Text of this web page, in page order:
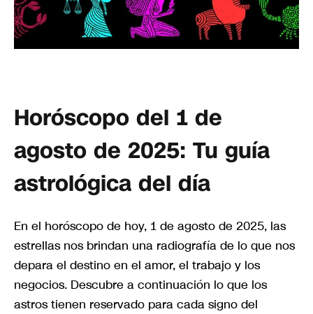
Horóscopo del 1 de
agosto de 2025: Tu guía
astrológica del día
En el horóscopo de hoy, 1 de agosto de 2025, las
estrellas nos brindan una radiografía de lo que nos
depara el destino en el amor, el trabajo y los
negocios. Descubre a continuación lo que los
astros tienen reservado para cada signo del